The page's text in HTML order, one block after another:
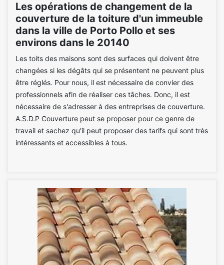
Les opérations de changement de la
couverture de la toiture d'un immeuble
dans la ville de Porto Pollo et ses
environs dans le 20140
Les toits des maisons sont des surfaces qui doivent être
changées si les dégâts qui se présentent ne peuvent plus
être réglés. Pour nous, il est nécessaire de convier des
professionnels afin de réaliser ces tâches. Donc, il est
nécessaire de s'adresser à des entreprises de couverture.
A.S.D.P Couverture peut se proposer pour ce genre de
travail et sachez qu'il peut proposer des tarifs qui sont très
intéressants et accessibles à tous.